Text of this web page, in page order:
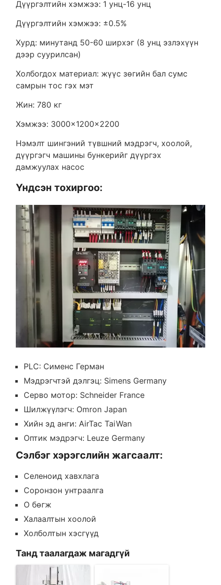
Дүүргэлтийн хэмжээ: 1 унц-16 унц
Дүүргэлтийн хэмжээ: ±0.5%
Хурд: минутанд 50-60 ширхэг (8 унц эзлэхүүн
дээр суурилсан)
Холбогдох материал: жүүс зөгийн бал сумс
самрын тос гэх мэт
Жин: 780 кг
Хэмжээ: 3000×1200×2200
Нэмэлт шингэний түвшний мэдрэгч, хоолой,
дүүргэгч машины бункерийг дүүргэх
дамжуулах насос
Үндсэн тохиргоо:
PLC: Сименс Герман
Мэдрэгчтэй дэлгэц: Simens Germany
Серво мотор: Schneider France
Шилжүүлэгч: Omron Japan
Хийн эд анги: AirTac TaiWan
Оптик мэдрэгч: Leuze Germany
Сэлбэг хэрэгслийн жагсаалт:
Селеноид хавхлага
Соронзон унтраалга
O бөгж
Халаалтын хоолой
Холболтын хэсгүүд
Танд таалагдаж магадгүй